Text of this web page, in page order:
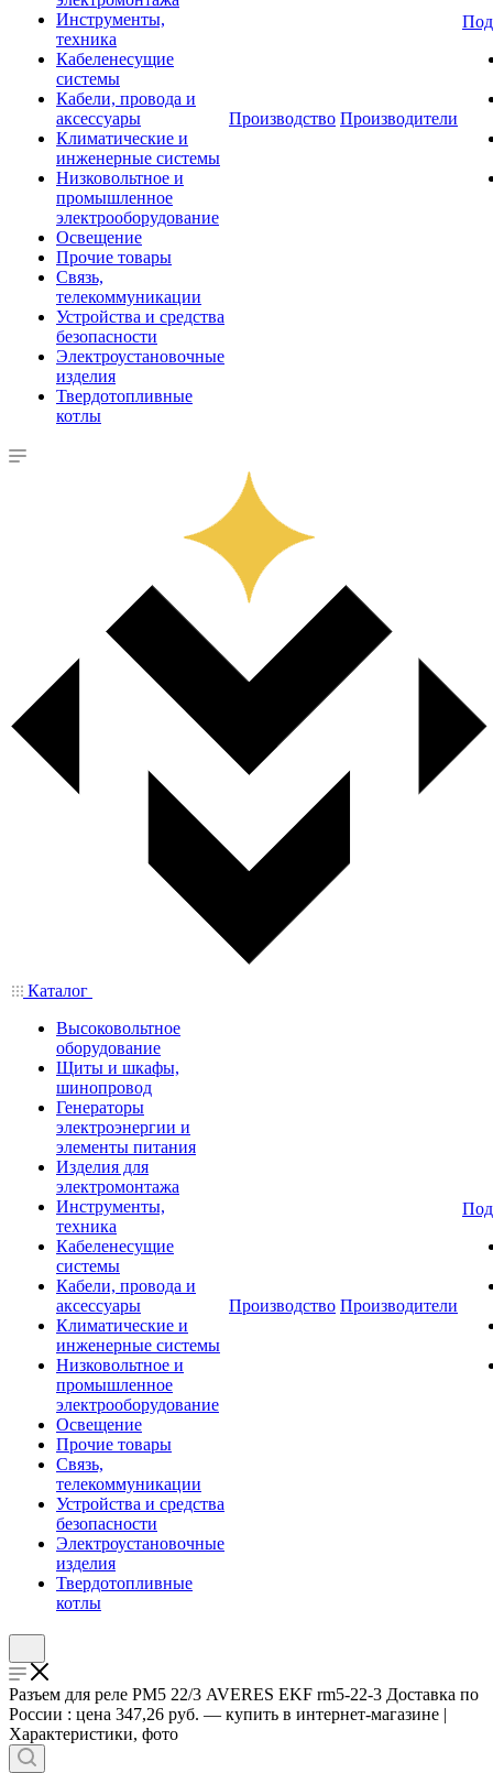
Инструменты,
техника
Кабеленесущие
системы
Кабели, провода и
аксессуары
Климатические и
инженерные системы
Низковольтное и
промышленное
электрооборудование
Освещение
Прочие товары
Связь,
телекоммуникации
Устройства и средства
безопасности
Электроустановочные
изделия
Твердотопливные
котлы
Производство Производители
Каталог
Высоковольтное
оборудование
Щиты и шкафы,
шинопровод
Генераторы
электроэнергии и
элементы питания
Изделия для
электромонтажа
Инструменты,
техника
Кабеленесущие
системы
Кабели, провода и
аксессуары
Климатические и
инженерные системы
Низковольтное и
промышленное
электрооборудование
Освещение
Прочие товары
Связь,
телекоммуникации
Устройства и средства
безопасности
Электроустановочные
изделия
Твердотопливные
котлы
Производство Производители
Разъем для реле РМ5 22/3 AVERES EKF rm5-22-3 Доставка по
России : цена 347,26 руб. — купить в интернет-магазине |
Характеристики, фото